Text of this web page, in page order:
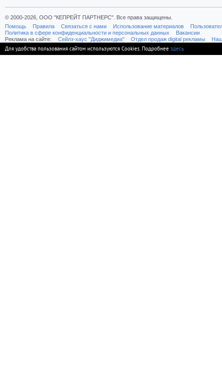
© 2000-2026, ООО "КЕПРЕЙТ ПАРТНЕРС". Все права защищены.
Помощь
Правила Связаться с нами Использование материалов
Политика в сфере конфиденциальности и персональных данных
Вакансии
Реклама на сайте:
Cейлз-хаус "Диджимедиа" Отдел продаж digital рекламы
Для удобства пользования сайтом используются Cookies. Подробнее здесь